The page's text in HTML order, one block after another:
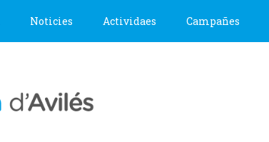
Noticies Actividaes Campañes